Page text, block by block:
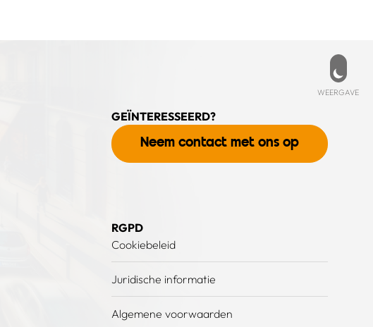
GEÏNTERESSEERD?
Neem contact met ons op
RGPD
Cookiebeleid
Juridische informatie
Algemene voorwaarden
WEERGAVE